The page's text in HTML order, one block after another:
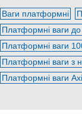
Ваги платформні
Платформні ваги до
Платформні ваги
Платформні ваги з
Платформні ваги